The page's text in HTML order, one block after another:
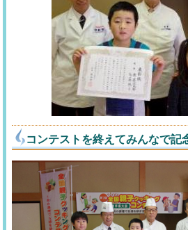
コンテストを終えてみんなで記